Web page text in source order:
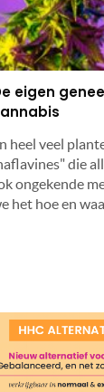
eigen
heel veel
die
ongekende
het hoe en